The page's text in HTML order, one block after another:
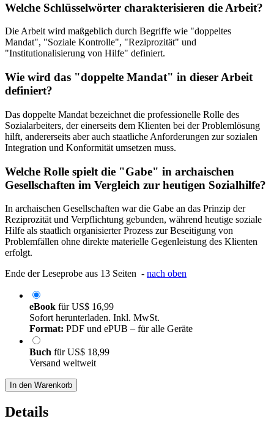
Welche Schlüsselwörter charakterisieren die Arbeit?
Die Arbeit wird maßgeblich durch Begriffe wie "doppeltes
Mandat", "Soziale Kontrolle", "Reziprozität" und
"Institutionalisierung von Hilfe" definiert.
Wie wird das "doppelte Mandat" in dieser Arbeit
definiert?
Das doppelte Mandat bezeichnet die professionelle Rolle des
Sozialarbeiters, der einerseits dem Klienten bei der Problemlösung
hilft, andererseits aber auch staatliche Anforderungen zur sozialen
Integration und Konformität umsetzen muss.
Welche Rolle spielt die "Gabe" in archaischen
Gesellschaften im Vergleich zur heutigen Sozialhilfe?
In archaischen Gesellschaften war die Gabe an das Prinzip der
Reziprozität und Verpflichtung gebunden, während heutige soziale
Hilfe als staatlich organisierter Prozess zur Beseitigung von
Problemfällen ohne direkte materielle Gegenleistung des Klienten
erfolgt.
Ende der Leseprobe aus 13 Seiten - nach oben
eBook fürUS$ 16,99
Sofort herunterladen. Inkl. MwSt.
Format: PDF und ePUB – für alle Geräte
Buch fürUS$ 18,99
Versand weltweit
In den Warenkorb
Details